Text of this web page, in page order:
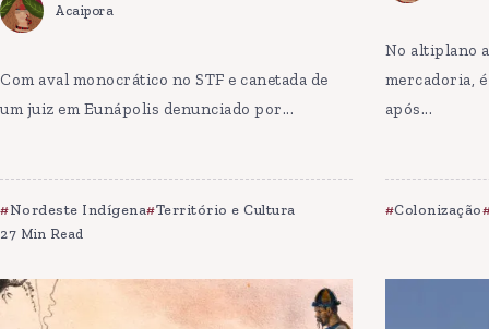
Acaipora
Com aval monocrático no STF e canetada de
um juiz em Eunápolis denunciado por...
Nordeste Indígena Território e Cultura
27 Min Read
No altiplano
mercadoria,
após...
Colonização